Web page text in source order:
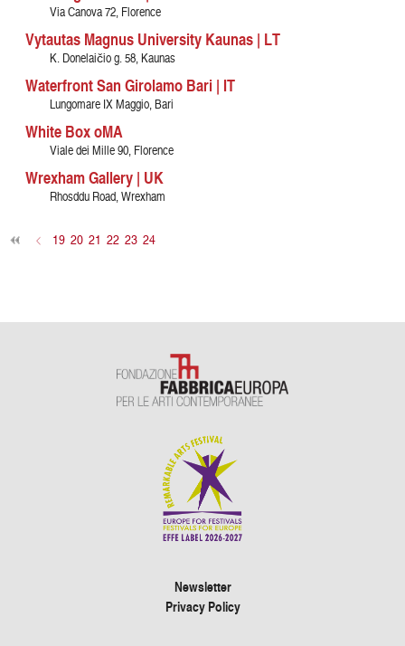
Via Canova 72, Florence
Vytautas Magnus University Kaunas | LT
K. Donelaičio g. 58, Kaunas
Waterfront San Girolamo Bari | IT
Lungomare IX Maggio, Bari
White Box oMA
Viale dei Mille 90, Florence
Wrexham Gallery | UK
Rhosddu Road, Wrexham
< 19 20 21 22 23 24
Newsletter
Privacy Policy